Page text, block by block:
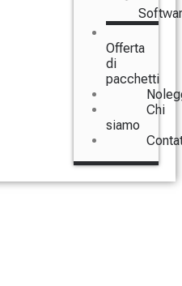
Offerta
di
pacchetti
Chi
siamo